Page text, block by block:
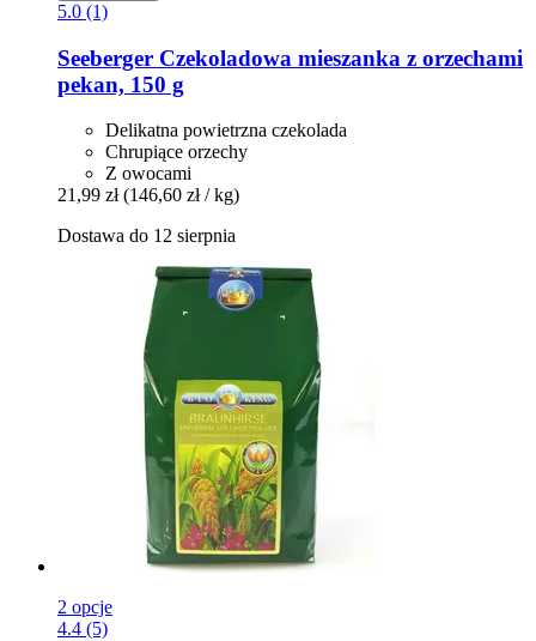
5.0 (1)
Seeberger Czekoladowa mieszanka z orzechami
pekan, 150 g
Delikatna powietrzna czekolada
Chrupiące orzechy
Z owocami
21,99 zł (146,60 zł / kg)
Dostawa do 12 sierpnia
2 opcje
4.4 (5)